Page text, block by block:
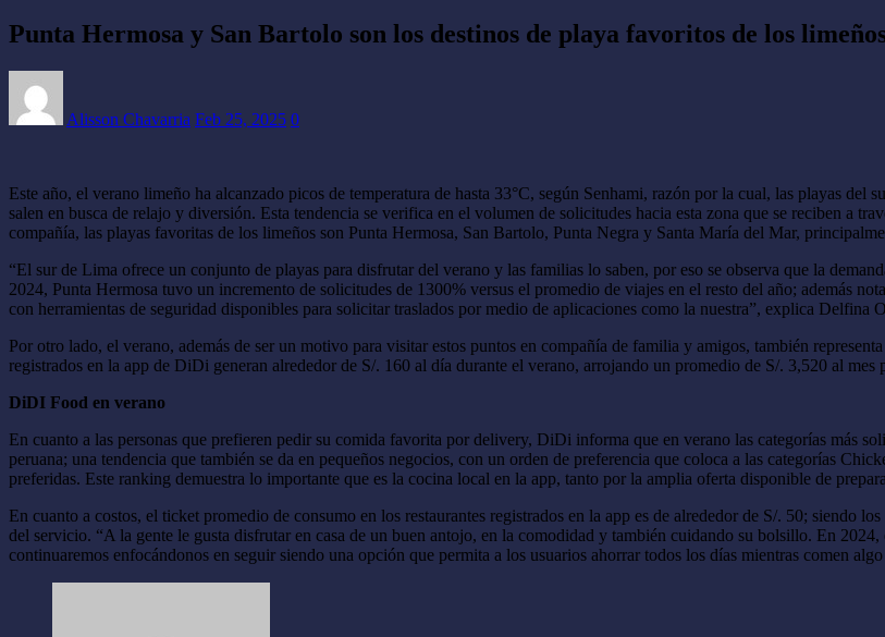
Punta Hermosa y San Bartolo son los destinos de playa favoritos de los
Alisson Chavarria Feb 25, 2025 0
Este año, el verano limeño ha alcanzado picos de temperatura de hasta 33°C, según Senhami, razón por la cual, las playas del
salen en busca de relajo y diversión. Esta tendencia se verifica en el volumen de solicitudes hacia esta zona que se reciben a
compañía, las playas favoritas de los limeños son Punta Hermosa, San Bartolo, Punta Negra y Santa María del Mar,
“El sur de Lima ofrece un conjunto de playas para disfrutar del verano y las familias lo saben, por eso se observa que la
2024, Punta Hermosa tuvo un incremento de solicitudes de 1300% versus el promedio de viajes en el resto del año; además
con herramientas de seguridad disponibles para solicitar traslados por medio de aplicaciones como la nuestra”, explica
Por otro lado, el verano, además de ser un motivo para visitar estos puntos en compañía de familia y amigos, también
registrados en la app de DiDi generan alrededor de S/. 160 al día durante el verano, arrojando un promedio de S/. 3,520 al
DiDI Food en verano
En cuanto a las personas que prefieren pedir su comida favorita por delivery, DiDi informa que en verano las categorías más
peruana; una tendencia que también se da en pequeños negocios, con un orden de preferencia que coloca a las categorías
preferidas. Este ranking demuestra lo importante que es la cocina local en la app, tanto por la amplia oferta disponible de
En cuanto a costos, el ticket promedio de consumo en los restaurantes registrados en la app es de alrededor de S/. 50; siendo
del servicio. “A la gente le gusta disfrutar en casa de un buen antojo, en la comodidad y también cuidando su bolsillo. En
continuaremos enfocándonos en seguir siendo una opción que permita a los usuarios ahorrar todos los días mientras comen